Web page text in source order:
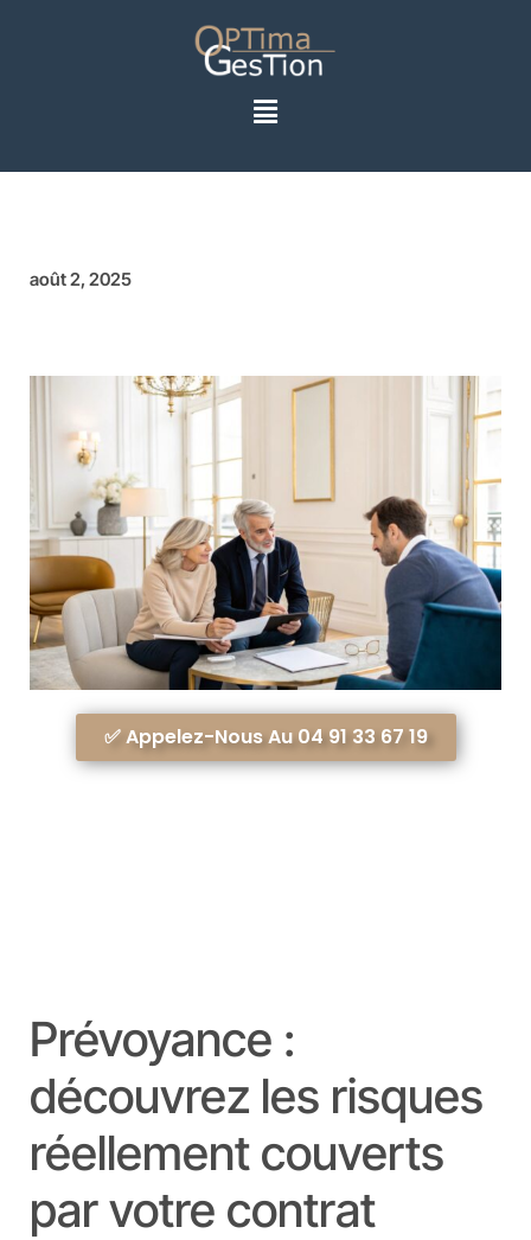
août 2, 2025
✅ Appelez-Nous Au 04 91 33 67 19
Prévoyance :
découvrez les risques
réellement couverts
par votre contrat